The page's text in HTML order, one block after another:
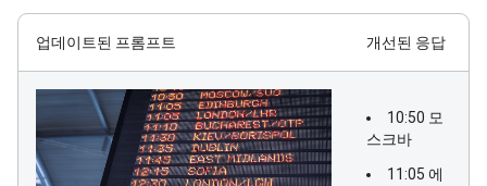
업데이트된 프롬프트 개선된 응답
10:50 모
스크바
11:05 에